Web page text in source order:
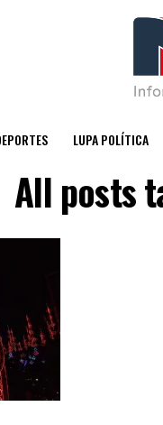
LUPA POLÍTICA
All posts